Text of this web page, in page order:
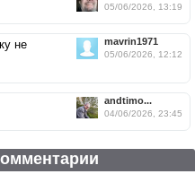
05/06/2026, 13:19
mavrin1971
05/06/2026, 12:12
не
andtimo...
04/06/2026, 23:45